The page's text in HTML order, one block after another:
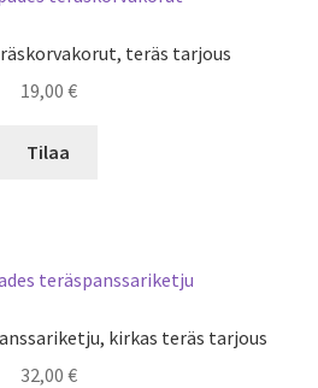
teräs tarjous
19,00 €
Tilaa
kirkas teräs tarjous
32,00 €